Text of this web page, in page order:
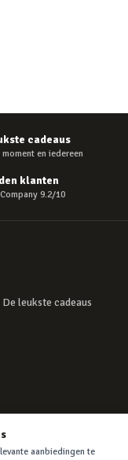
cadeaus
en iedereen
klanten
9.2/10
leukste cadeaus
aanbiedingen te